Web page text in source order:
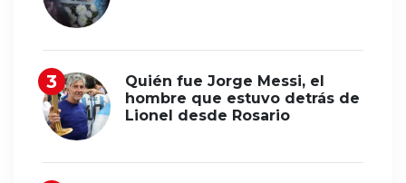
Quién fue Jorge Messi, el
hombre que estuvo detrás de
Lionel desde Rosario